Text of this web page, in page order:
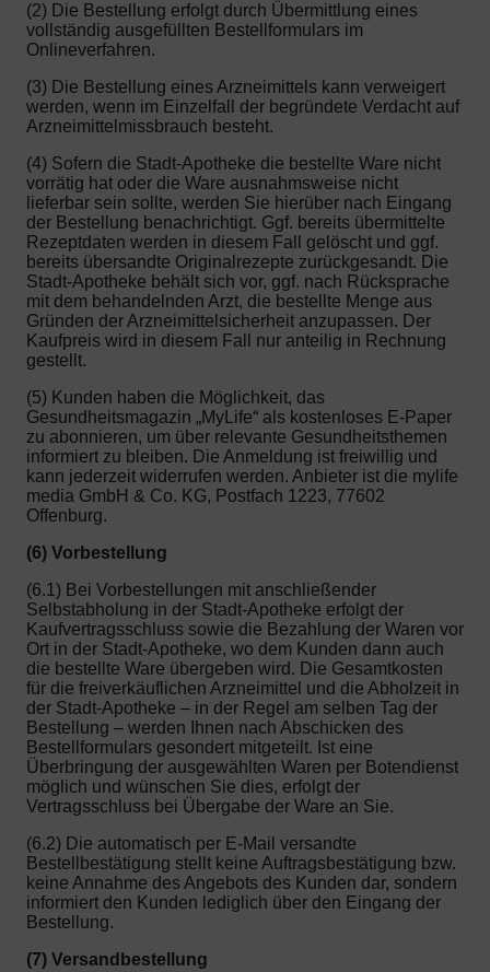
(2) Die Bestellung erfolgt durch Übermittlung eines
vollständig ausgefüllten Bestellformulars im
Onlineverfahren.
(3) Die Bestellung eines Arzneimittels kann verweigert
werden, wenn im Einzelfall der begründete Verdacht auf
Arzneimittelmissbrauch besteht.
(4) Sofern die Stadt-Apotheke die bestellte Ware nicht
vorrätig hat oder die Ware ausnahmsweise nicht
lieferbar sein sollte, werden Sie hierüber nach Eingang
der Bestellung benachrichtigt. Ggf. bereits übermittelte
Rezeptdaten werden in diesem Fall gelöscht und ggf.
bereits übersandte Originalrezepte zurückgesandt. Die
Stadt-Apotheke behält sich vor, ggf. nach Rücksprache
mit dem behandelnden Arzt, die bestellte Menge aus
Gründen der Arzneimittelsicherheit anzupassen. Der
Kaufpreis wird in diesem Fall nur anteilig in Rechnung
gestellt.
(5) Kunden haben die Möglichkeit, das
Gesundheitsmagazin „MyLife“ als kostenloses E-Paper
zu abonnieren, um über relevante Gesundheitsthemen
informiert zu bleiben. Die Anmeldung ist freiwillig und
kann jederzeit widerrufen werden. Anbieter ist die mylife
media GmbH & Co. KG, Postfach 1223, 77602
Offenburg.
(6) Vorbestellung
(6.1) Bei Vorbestellungen mit anschließender
Selbstabholung in der Stadt-Apotheke erfolgt der
Kaufvertragsschluss sowie die Bezahlung der Waren vor
Ort in der Stadt-Apotheke, wo dem Kunden dann auch
die bestellte Ware übergeben wird. Die Gesamtkosten
für die freiverkäuflichen Arzneimittel und die Abholzeit in
der Stadt-Apotheke – in der Regel am selben Tag der
Bestellung – werden Ihnen nach Abschicken des
Bestellformulars gesondert mitgeteilt. Ist eine
Überbringung der ausgewählten Waren per Botendienst
möglich und wünschen Sie dies, erfolgt der
Vertragsschluss bei Übergabe der Ware an Sie.
(6.2) Die automatisch per E-Mail versandte
Bestellbestätigung stellt keine Auftragsbestätigung bzw.
keine Annahme des Angebots des Kunden dar, sondern
informiert den Kunden lediglich über den Eingang der
Bestellung.
(7) Versandbestellung